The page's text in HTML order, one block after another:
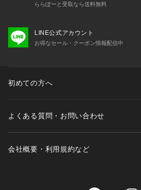
ららぽーと受取なら送料無料
LINE公式アカウント
お得なセール・クーポン情報配信中
初めての方へ
よくある質問・お問い合わせ
会社概要・利用規約など